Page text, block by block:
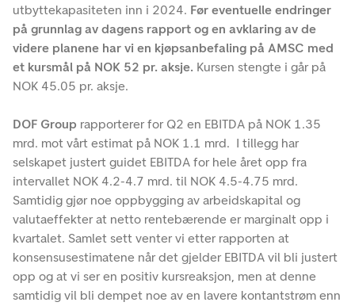
utbyttekapasiteten inn i 2024. Før eventuelle endringer
på grunnlag av dagens rapport og en avklaring av de
videre planene har vi en kjøpsanbefaling på AMSC med
et kursmål på NOK 52 pr. aksje. Kursen stengte i går på
NOK 45.05 pr. aksje.
DOF Group rapporterer for Q2 en EBITDA på NOK 1.35
mrd. mot vårt estimat på NOK 1.1 mrd. I tillegg har
selskapet justert guidet EBITDA for hele året opp fra
intervallet NOK 4.2-4.7 mrd. til NOK 4.5-4.75 mrd.
Samtidig gjør noe oppbygging av arbeidskapital og
valutaeffekter at netto rentebærende er marginalt opp i
kvartalet. Samlet sett venter vi etter rapporten at
konsensusestimatene når det gjelder EBITDA vil bli justert
opp og at vi ser en positiv kursreaksjon, men at denne
samtidig vil bli dempet noe av en lavere kontantstrøm enn